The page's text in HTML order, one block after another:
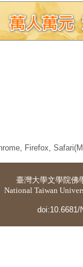
Firefox,
臺灣大學文學院佛
National Taiwan
doi:10.6681/